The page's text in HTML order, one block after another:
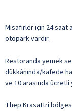
Misafirler için 24 saat
otopark vardır.
Restoranda yemek
dükkânında/kafede
ve 10 arasında
Thep Krasattri